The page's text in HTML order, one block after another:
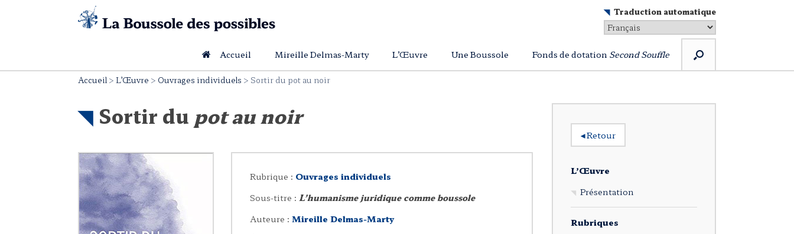
Traduction automatique
Accueil Mireille Delmas-Marty L’Œuvre Une Boussole Fonds de dotation Second Souffle
Accueil > L’Œuvre > Ouvrages individuels > Sortir du pot au noir
Sortir du pot au noir
Rubrique : Ouvrages individuels
Sous-titre : L’humanisme juridique comme boussole
Auteure :Mireille Delmas-Marty
◂Retour
L’Œuvre
Présentation
Rubriques